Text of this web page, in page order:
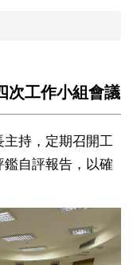
次工作小組會議
持，定期召開工
自評報告，以確